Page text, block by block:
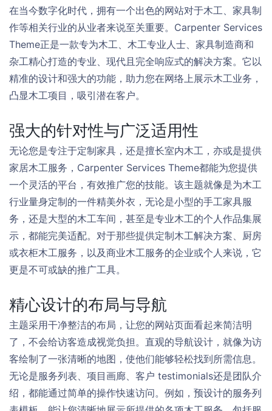
在当今数字化时代，拥有一个出色的网站对于木工、家具制
作等相关行业的从业者来说至关重要。Carpenter Services
Theme正是一款专为木工、木工专业人士、家具制造商和
杂工精心打造的专业、现代且完全响应式的解决方案。它以
精准的设计和强大的功能，助力您在网络上展示木工业务，
凸显木工项目，吸引潜在客户。
强大的针对性与广泛适用性
无论您是专注于定制家具，还是擅长室内木工，亦或是提供
家居木工服务，Carpenter Services Theme都能为您提供
一个灵活的平台，有效推广您的技能。该主题就像是为木工
行业量身定制的一件精美外衣，无论是小型的手工家具服
务，还是大型的木工车间，甚至是专业木工的个人作品集展
示，都能完美适配。对于那些提供定制木工解决方案、厨房
或衣柜木工服务，以及商业木工服务的企业或个人来说，它
更是不可或缺的推广工具。
精心设计的布局与导航
主题采用干净整洁的布局，让您的网站页面看起来简洁明
了，不会给访客造成视觉负担。直观的导航设计，就像为访
客绘制了一张清晰的地图，使他们能够轻松找到所需信息。
无论是服务列表、项目画廊、客户 testimonials还是团队介
绍，都能通过简单的操作快速访问。例如，预设计的服务列